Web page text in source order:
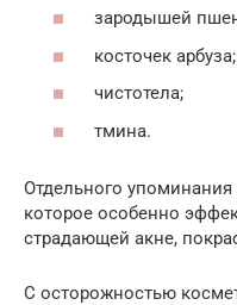
зародышей
косточек арбуза;
чистотела;
тмина.
Отдельного
которое особенно
страдающей акне,
С осторожностью